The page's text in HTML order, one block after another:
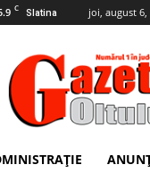
C Slatina joi, august 6,